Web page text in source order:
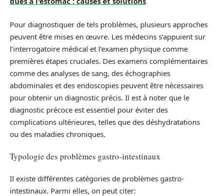
Pour diagnostiquer de tels problèmes, plusieurs approches
peuvent être mises en œuvre. Les médecins s’appuient sur
l’interrogatoire médical et l’examen physique comme
premières étapes cruciales. Des examens complémentaires
comme des analyses de sang, des échographies
abdominales et des endoscopies peuvent être nécessaires
pour obtenir un diagnostic précis. Il est à noter que le
diagnostic précoce est essentiel pour éviter des
complications ultérieures, telles que des déshydratations
ou des maladies chroniques.
Typologie des problèmes gastro-intestinaux
Il existe différentes catégories de problèmes gastro-
intestinaux. Parmi elles, on peut citer: